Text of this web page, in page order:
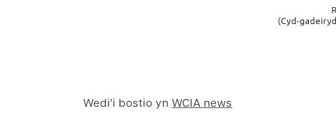
Wedi'i bostio yn WCIA news